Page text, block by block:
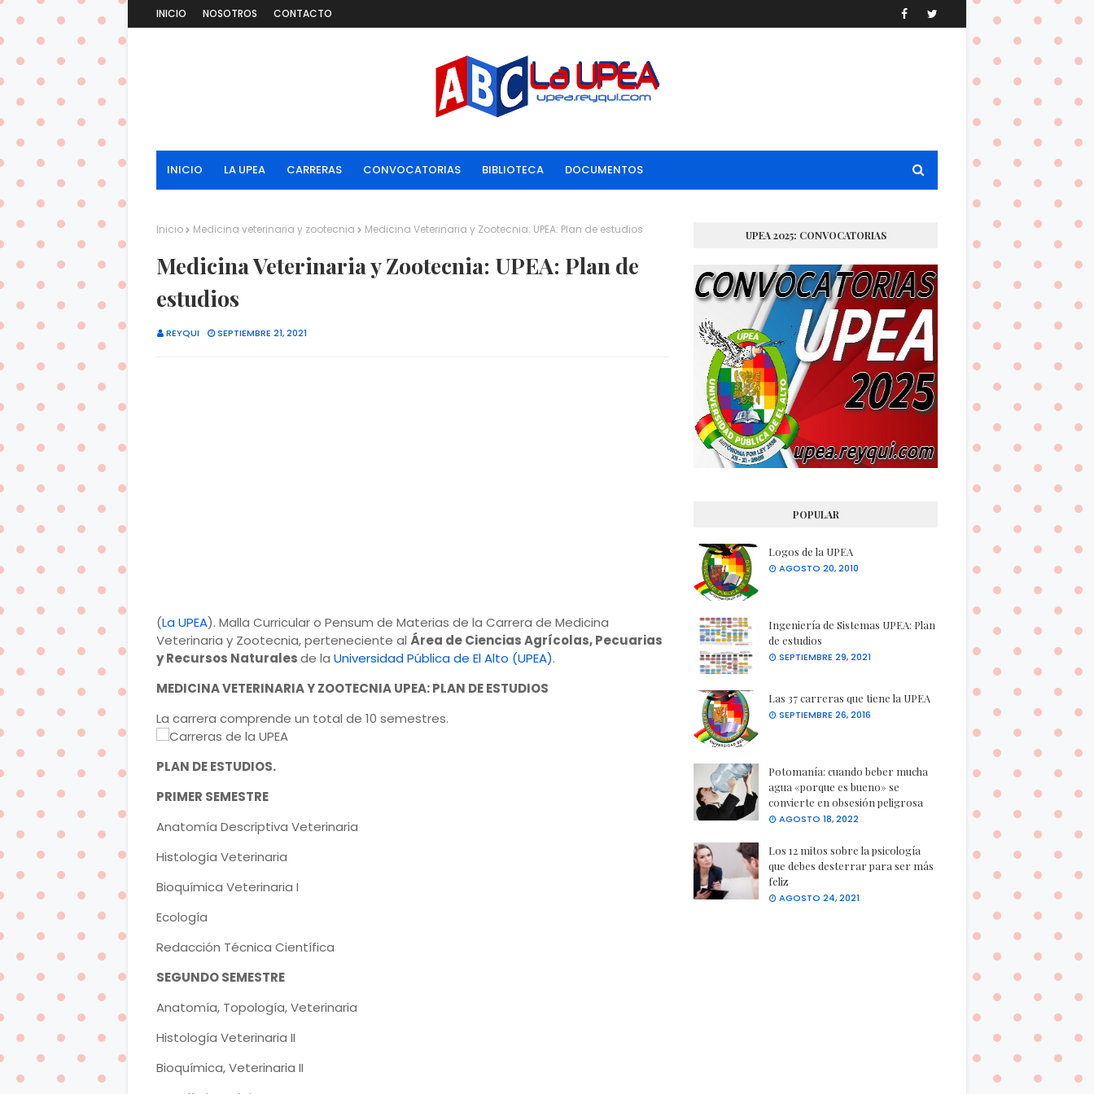
INICIO NOSOTROS CONTACTO
INICIO LA UPEA CARRERAS CONVOCATORIAS BIBLIOTECA DOCUMENTOS
Inicio Medicina veterinaria y zootecnia Medicina Veterinaria y Zootecnia: UPEA: Plan de estudios
Medicina Veterinaria y Zootecnia: UPEA: Plan de
estudios
REYQUI SEPTIEMBRE 21, 2021
(La UPEA). Malla Curricular o Pensum de Materias de la Carrera de Medicina
Veterinaria y Zootecnia, perteneciente al Área de Ciencias Agrícolas, Pecuarias
y Recursos Naturalesde la Universidad Pública de El Alto (UPEA).
MEDICINA VETERINARIA Y ZOOTECNIA UPEA: PLAN DE ESTUDIOS
La carrera comprende un total de 10 semestres.
PLAN DE ESTUDIOS.
PRIMER SEMESTRE
Anatomía Descriptiva Veterinaria
Histología Veterinaria
Bioquímica Veterinaria I
Ecología
Redacción Técnica Científica
SEGUNDO SEMESTRE
Anatomía, Topología, Veterinaria
Histología Veterinaria II
Bioquímica, Veterinaria II
UPEA 2025: CONVOCATORIAS
POPULAR
Logos de la UPEA
AGOSTO 20, 2010
Ingeniería de Sistemas UPEA: Plan
de estudios
SEPTIEMBRE 29, 2021
Las 37 carreras que tiene la UPEA
SEPTIEMBRE 26, 2016
Potomanía: cuando beber mucha
agua «porque es bueno» se
convierte en obsesión peligrosa
AGOSTO 18, 2022
Los 12 mitos sobre la psicología
que debes desterrar para ser más
feliz
AGOSTO 24, 2021